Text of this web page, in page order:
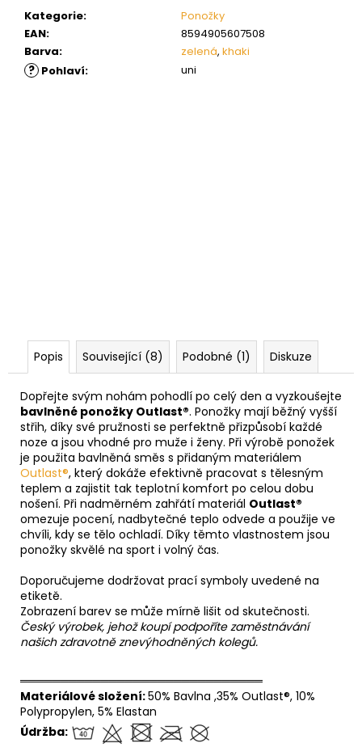
Kategorie:
Ponožky
EAN:
8594905607508
Barva: zelená, khaki
? Pohlaví: uni
Popis Související (8) Podobné (1) Diskuze
Dopřejte svým nohám pohodlí po celý den a vyzkoušejte
bavlněné ponožky Outlast®. Ponožky mají běžný vyšší
střih, díky své pružnosti se perfektně přizpůsobí každé
noze a jsou vhodné pro muže i ženy. Při výrobě ponožek
je použita bavlněná směs s přidaným materiálem
Outlast®, který dokáže efektivně pracovat s tělesným
teplem a zajistit tak teplotní komfort po celou dobu
nošení. Při nadměrném zahřátí materiál Outlast®
omezuje pocení, nadbytečné teplo odvede a použije ve
chvíli, kdy se tělo ochladí. Díky těmto vlastnostem jsou
ponožky skvělé na sport i volný čas.
Doporučujeme dodržovat prací symboly uvedené na
etiketě.
Zobrazení barev se může mírně lišit od skutečnosti.
Český výrobek, jehož koupí podpoříte zaměstnávání
našich zdravotně znevýhodněných kolegů.
══════════════════════════════
Materiálové složení:50% Bavlna ,35% Outlast®, 10%
Polypropylen, 5% Elastan
Údržba: